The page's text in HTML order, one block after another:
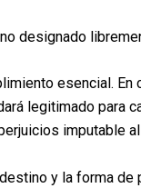
designado
esencial. En
legitimado para
imputable al
y la forma